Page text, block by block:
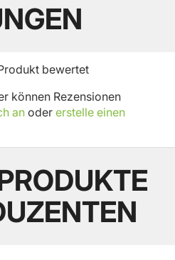
bewertet
können Rezensionen
an oder erstelle einen